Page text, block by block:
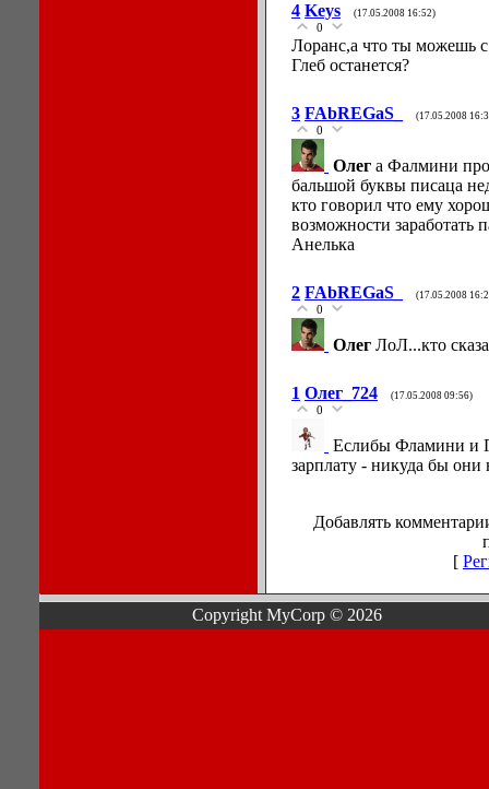
4 Keys (17.05.2008 16:52)
0
Лоранс,а что ты можешь с
Глеб останется?
3 FAbREGaS_ (17.05.2008
0
Олег а Фалмини
бальшой буквы писаца
кто говорил что ему
возможности
Анелька
2 FAbREGaS_ (17.05.2008
0
Олег ЛоЛ...кто
1 Олег_724 (17.05.2008 09:56)
0
Еслибы Фламини и
зарплату - никуда бы
Добавлять
[
Copyright MyCorp © 2026